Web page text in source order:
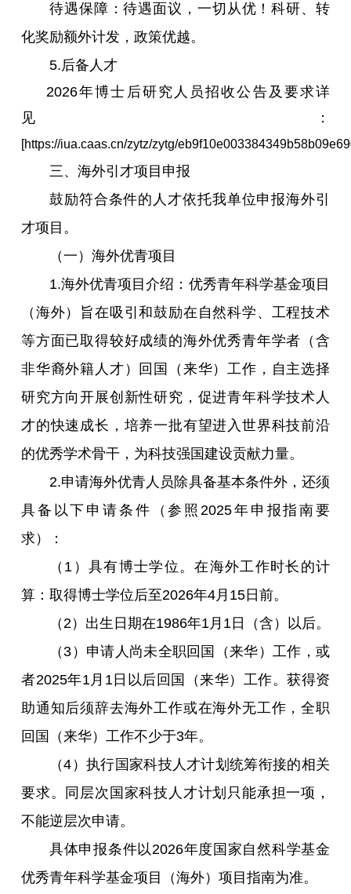
待遇保障：待遇面议，一切从优！科研、转
化奖励额外计发，政策优越。
5.后备人才
2026年博士后研究人员招收公告及要求详
见：
[https://iua.caas.cn/zytz/zytg/
三、海外引才项目申报
鼓励符合条件的人才依托我单位申报海外引
才项目。
（一）海外优青项目
1.海外优青项目介绍：优秀青年科学基金项目
（海外）旨在吸引和鼓励在自然科学、工程技术
等方面已取得较好成绩的海外优秀青年学者（含
非华裔外籍人才）回国（来华）工作，自主选择
研究方向开展创新性研究，促进青年科学技术人
才的快速成长，培养一批有望进入世界科技前沿
的优秀学术骨干，为科技强国建设贡献力量。
2.申请海外优青人员除具备基本条件外，还须
具备以下申请条件（参照2025年申报指南要
求）：
（1）具有博士学位。在海外工作时长的计
算：取得博士学位后至2026年4月15日前。
（2）出生日期在1986年1月1日（含）以后。
（3）申请人尚未全职回国（来华）工作，或
者2025年1月1日以后回国（来华）工作。获得资
助通知后须辞去海外工作或在海外无工作，全职
回国（来华）工作不少于3年。
（4）执行国家科技人才计划统筹衔接的相关
要求。同层次国家科技人才计划只能承担一项，
不能逆层次申请。
具体申报条件以2026年度国家自然科学基金
优秀青年科学基金项目（海外）项目指南为准。